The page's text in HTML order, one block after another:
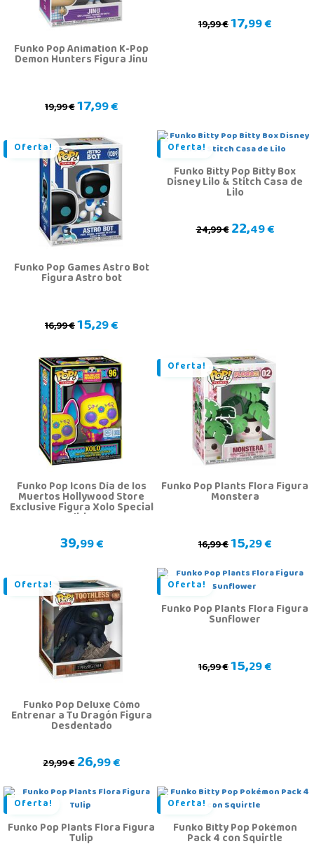
Funko Pop Animation K-Pop
Demon Hunters Figura Jinu
19,99 €17,99 €
19,99 €17,99 €
Oferta!
Funko Pop Games Astro Bot
Figura Astro bot
16,99 €15,29 €
Oferta!
Funko Bitty Pop Bitty Box
Disney Lilo & Stitch Casa de
Lilo
24,99 €22,49 €
Funko Pop Icons Día de los
Muertos Hollywood Store
Exclusive Figura Xolo Special
Edition
39,99 €
Oferta!
Funko Pop Plants Flora Figura
Monstera
16,99 €15,29 €
Oferta!
Funko Pop Deluxe Cómo
Entrenar a Tu Dragón Figura
Desdentado
29,99 €26,99 €
Oferta!
Funko Pop Plants Flora Figura
Sunflower
16,99 €15,29 €
Oferta!
Funko Pop Plants Flora Figura
Tulip
Oferta!
Funko Bitty Pop Pokémon
Pack 4 con Squirtle